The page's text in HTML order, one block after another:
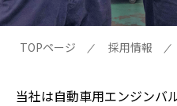
TOPページ 採用情報
当社は自動車用エンジンバ